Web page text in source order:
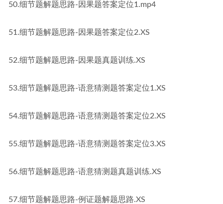
50.细节题解题思路-因果题答案定位1.mp4
51.细节题解题思路-因果题答案定位2.XS
52.细节题解题思路-因果题真题训练.XS
53.细节题解题思路-语意猜测题答案定位1.XS
54.细节题解题思路-语意猜测题答案定位2.XS
55.细节题解题思路-语意猜测题答案定位3.XS
56.细节题解题思路-语意猜测题真题训练.XS
57.细节题解题思路-例证题解题思路.XS